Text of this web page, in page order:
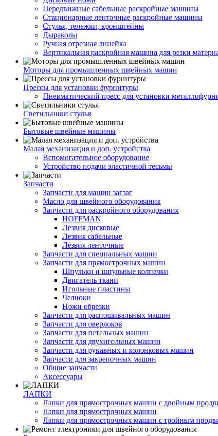
Передвижные сабельные раскройные машины
Стационарные ленточные раскройные машины
Стулья, тележки, кронштейны
Дыраколы
Ручная отрезная линейка
Вертикальная раскройная машина для резки
Моторы для промышленных швейных машин
Прессы для установки фурнитуры
Пневматический пресс для установки
Светильники стулья
Бытовые швейные машины
Малая механизация и доп. устройства
Вспомогательное оборудование
Устройство подачи эластичной тесьмы
Запчасти
Запчасти для машин загзаг
Масло для швейного оборудования
Запчасти для раскройного оборудования
HOFFMAN
Лезвия дисковые
Лезвия сабельные
Лезвия ленточные
Запчасти для специальных машин
Запчасти для прямострочных машин
Шпульки и шпульные колпачки
Двигатель ткани
Игольные пластины
Челноки
Ножи обрезки
Запчасти для распошивальных машин
Запчасти для оверлоков
Запчасти для петельных машин
Запчасти для двухигольных машин
Запчасти для рукавных и колонковых машин
Запчасти для закрепочных машин
Общие запчасти
Аксессуары
ЛАПКИ
Лапки для прямострочных машин с двойным
Лапки для прямострочных машин
Лапки для прямострочных машин с тройным